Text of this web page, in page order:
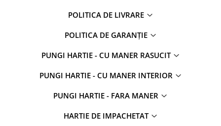
POLITICA DE LIVRARE
POLITICA DE GARANȚIE
PUNGI HARTIE - CU MANER RASUCIT
PUNGI HARTIE - CU MANER INTERIOR
PUNGI HARTIE - FARA MANER
HARTIE DE IMPACHETAT